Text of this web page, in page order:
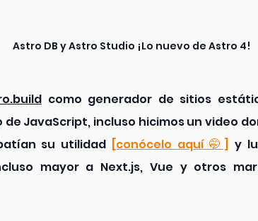
Astro DB y Astro Studio ¡Lo nuevo de Astro 4!
como generador de sitios
de JavaScript, incluso hicimos un video
su utilidad [conócelo aquí 🤭] y
mayor a Next.js, Vue y otros